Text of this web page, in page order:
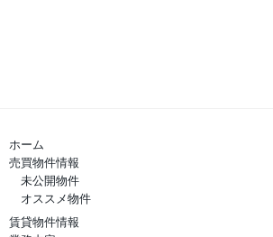
ホーム
売買物件情報
未公開物件
オススメ物件
賃貸物件情報